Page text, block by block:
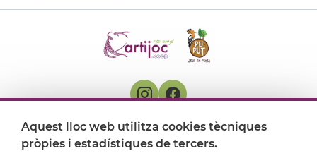
On ens trobem
Aquest lloc web utilitza cookies tècniques
pròpies i estadístiques de tercers.